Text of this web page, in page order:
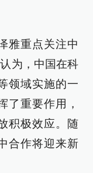
雅重点关注中
为，中国在科
领域实施的一
了重要作用，
积极效应。随
合作将迎来新